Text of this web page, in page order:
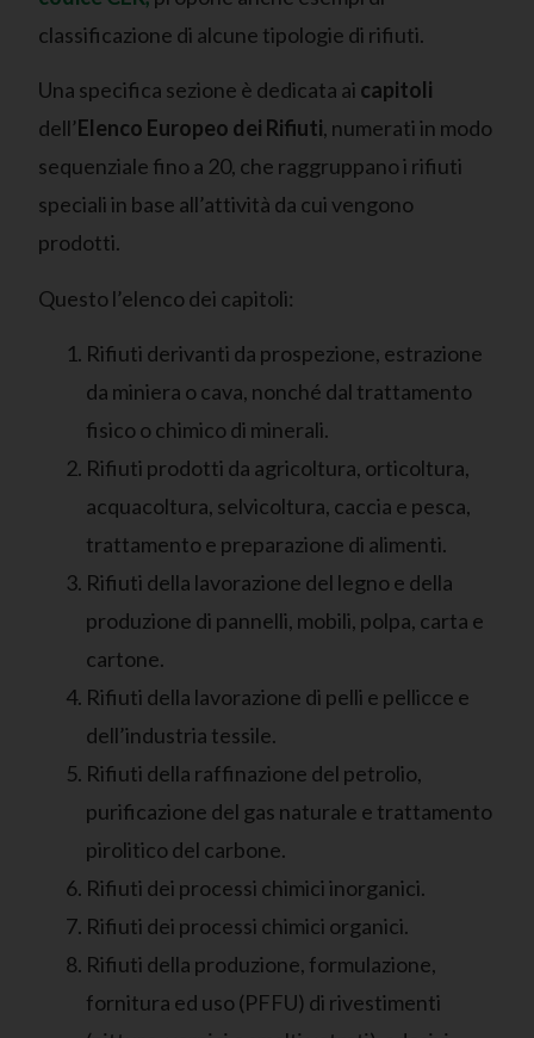
classificazione di alcune tipologie di rifiuti.
Una specifica sezione è dedicata ai capitoli
dell’Elenco Europeo dei Rifiuti, numerati in modo
sequenziale fino a 20, che raggruppano i rifiuti
speciali in base all’attività da cui vengono
prodotti.
Questo l’elenco dei capitoli:
Rifiuti derivanti da prospezione, estrazione
da miniera o cava, nonché dal trattamento
fisico o chimico di minerali.
Rifiuti prodotti da agricoltura, orticoltura,
acquacoltura, selvicoltura, caccia e pesca,
trattamento e preparazione di alimenti.
Rifiuti della lavorazione del legno e della
produzione di pannelli, mobili, polpa, carta e
cartone.
Rifiuti della lavorazione di pelli e pellicce e
dell’industria tessile.
Rifiuti della raffinazione del petrolio,
purificazione del gas naturale e trattamento
pirolitico del carbone.
Rifiuti dei processi chimici inorganici.
Rifiuti dei processi chimici organici.
Rifiuti della produzione, formulazione,
fornitura ed uso (PFFU) di rivestimenti